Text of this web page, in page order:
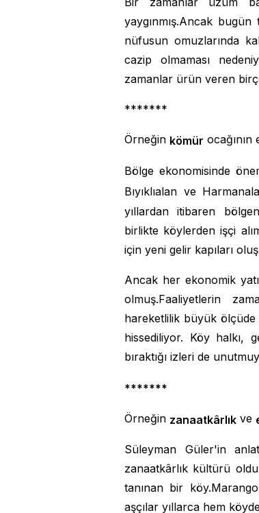
yaygınmış.Ancak
nüfusun omuzlarında
cazip olmaması
zamanlar ürün veren
*******
Örneğin kömür ocağının
Bölge ekonomisinde
Bıyıklıalan ve
yıllardan itibaren
birlikte köylerden işçi
için yeni gelir kapıları
Ancak her ekonomik
olmuş.Faaliyetlerin
hareketlilik büyük
hissediliyor. Köy halkı,
bıraktığı izleri de
*******
Örneğin zanaatkârlık ve
Süleyman Güler'in
zanaatkârlık kültürü
tanınan bir
aşçılar yıllarca hem